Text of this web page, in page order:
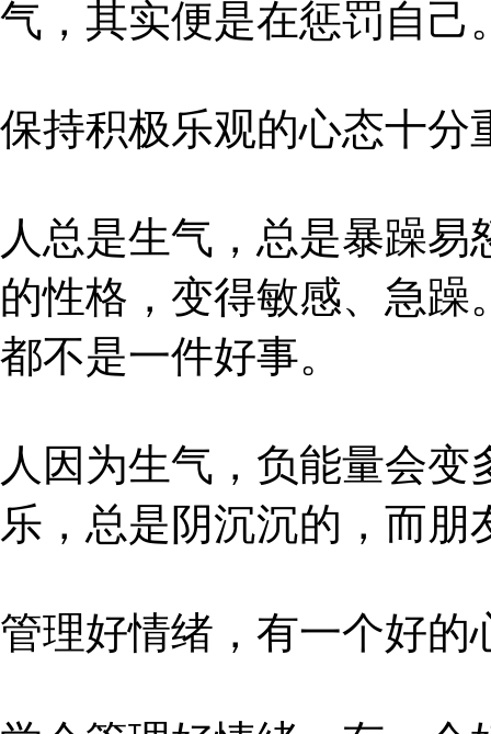
气，其实便是在惩罚自己
保持积极乐观的心态十分
人总是生气，总是暴躁
的性格，变得敏感、急
都不是一件好事。
人因为生气，负能量会
乐，总是阴沉沉的，而朋
管理好情绪，有一个好的